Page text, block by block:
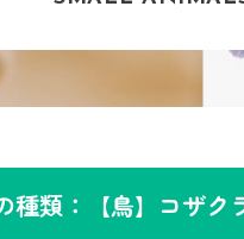
種類：【鳥】コザク